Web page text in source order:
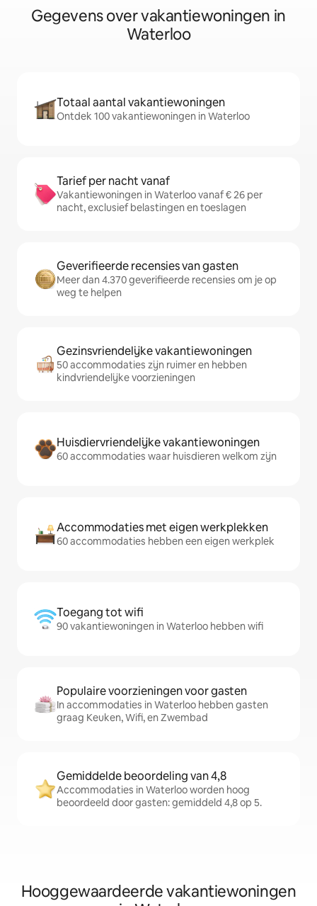
Gegevens over vakantiewoningen in
Waterloo
Totaal aantal vakantiewoningen
Ontdek 100 vakantiewoningen in Waterloo
Tarief per nacht vanaf
Vakantiewoningen in Waterloo vanaf € 26 per
nacht, exclusief belastingen en toeslagen
Geverifieerde recensies van gasten
Meer dan 4.370 geverifieerde recensies om je op
weg te helpen
Gezinsvriendelijke vakantiewoningen
50 accommodaties zijn ruimer en hebben
kindvriendelijke voorzieningen
Huisdiervriendelijke vakantiewoningen
60 accommodaties waar huisdieren welkom zijn
Accommodaties met eigen werkplekken
60 accommodaties hebben een eigen werkplek
Toegang tot wifi
90 vakantiewoningen in Waterloo hebben wifi
Populaire voorzieningen voor gasten
In accommodaties in Waterloo hebben gasten
graag Keuken, Wifi, en Zwembad
Gemiddelde beoordeling van 4,8
Accommodaties in Waterloo worden hoog
beoordeeld door gasten: gemiddeld 4,8 op 5.
Hooggewaardeerde vakantiewoningen